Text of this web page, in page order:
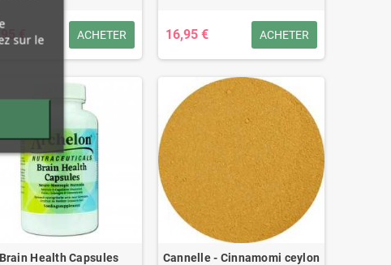
€ ACHETER 16,95 € ACHETER
Brain Health Capsules Cannelle - Cinnamomi ceylon
sur le